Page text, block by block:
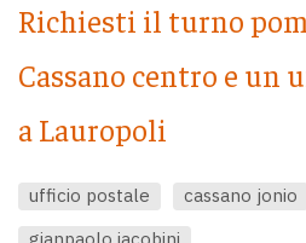
Richiesti il turno
Cassano centro e un
a Lauropoli
ufficio postale cassano jonio